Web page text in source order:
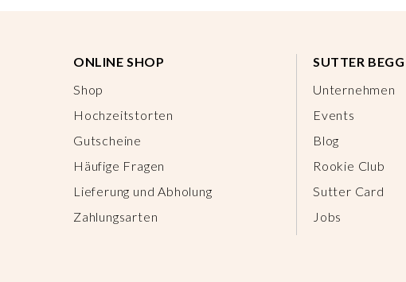
ONLINE SHOP
Shop
Hochzeitstorten
Gutscheine
Häufige Fragen
Lieferung und Abholung
Zahlungsarten
SUTTER BEGG
Unternehmen
Events
Blog
Rookie Club
Sutter Card
Jobs